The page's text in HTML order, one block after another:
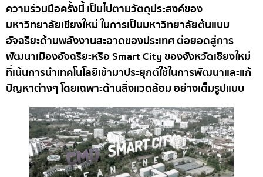
ความร่วมมือครั้งนี้ เป็นไปตามวัตถุประสงค์ของ
มหาวิทยาลัยเชียงใหม่ ในการเป็นมหาวิทยาลัยต้นแบบ
อัจฉริยะด้านพลังงานสะอาดของประเทศ ต่อยอดสู่การ
พัฒนาเมืองอัจฉริยะหรือ Smart City ของจังหวัดเชียงใหม่
ที่เน้นการนำเทคโนโลยีเข้ามาประยุกต์ใช้ในการพัฒนาและแก้
ปัญหาต่างๆ โดยเฉพาะด้านสิ่งแวดล้อม อย่างเต็มรูปแบบ